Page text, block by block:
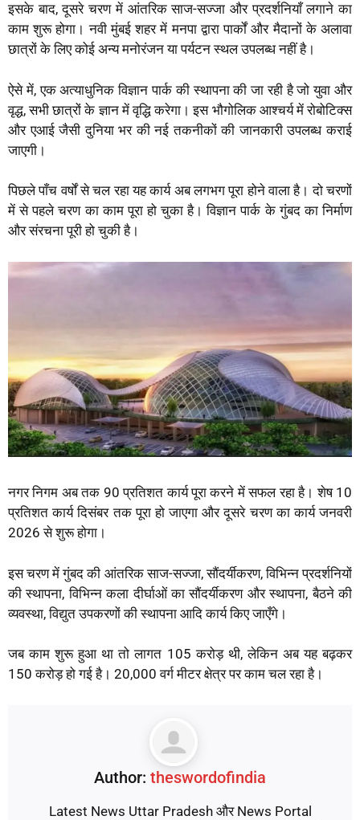
p
p
o
k
r
a
m
इसके बाद, दूसरे चरण में आंतरिक साज-सज्जा और प्रदर्शनियाँ लगाने का
काम शुरू होगा। नवी मुंबई शहर में मनपा द्वारा पार्कों और मैदानों के अलावा
छात्रों के लिए कोई अन्य मनोरंजन या पर्यटन स्थल उपलब्ध नहीं है।
ऐसे में, एक अत्याधुनिक विज्ञान पार्क की स्थापना की जा रही है जो युवा और
वृद्ध, सभी छात्रों के ज्ञान में वृद्धि करेगा। इस भौगोलिक आश्चर्य में रोबोटिक्स
और एआई जैसी दुनिया भर की नई तकनीकों की जानकारी उपलब्ध कराई
जाएगी।
पिछले पाँच वर्षों से चल रहा यह कार्य अब लगभग पूरा होने वाला है। दो चरणों
में से पहले चरण का काम पूरा हो चुका है। विज्ञान पार्क के गुंबद का निर्माण
और संरचना पूरी हो चुकी है।
नगर निगम अब तक 90 प्रतिशत कार्य पूरा करने में सफल रहा है। शेष 10
प्रतिशत कार्य दिसंबर तक पूरा हो जाएगा और दूसरे चरण का कार्य जनवरी
2026 से शुरू होगा।
इस चरण में गुंबद की आंतरिक साज-सज्जा, सौंदर्यीकरण, विभिन्न प्रदर्शनियों
की स्थापना, विभिन्न कला दीर्घाओं का सौंदर्यीकरण और स्थापना, बैठने की
व्यवस्था, विद्युत उपकरणों की स्थापना आदि कार्य किए जाएँगे।
जब काम शुरू हुआ था तो लागत 105 करोड़ थी, लेकिन अब यह बढ़कर
150 करोड़ हो गई है। 20,000 वर्ग मीटर क्षेत्र पर काम चल रहा है।
Author: theswordofindia
Latest News Uttar Pradesh और News Portal